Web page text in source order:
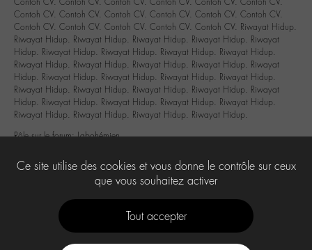
Contoh CV. Contoh CV. Contoh CV. Contoh CV. Contoh CV. Contoh CV.
Contoh CV. Contoh CV. Contoh CV. Contoh CV. Contoh CV. Riwayat Hidup.
Riwayat Hidup. Riwayat Hidup. Riwayat Hidup. Riwayat Hidup. Riwayat
Hidup. Riwayat Hidup. Riwayat Hidup. Riwayat Hidup. Riwayat Hidup.
Riwayat Hidup. Riwayat Hidup. Riwayat Hidup. Riwayat Hidup. Riwayat
Hidup. Riwayat Hidup. Riwayat Hidup. Riwayat Hidup. Riwayat Hidup.
Riwayat Hidup. Riwayat Hidup. Riwayat Hidup. Riwayat Hidup. Riwayat
Hidup. Riwayat Hidup. Riwayat Hidup. Riwayat Hidup. Riwayat Hidup.
Riwayat Hidup. Riwayat Hidup. Riwayat Hidup. Riwayat Hidup.
Rôle sur le forum: Labohémien
Ce site utilise des cookies et vous donne le contrôle sur ceux
que vous souhaitez activer
Tout accepter